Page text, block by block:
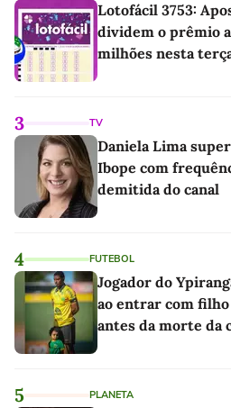
Lotofácil 3753:
dividem o prêmio
milhões nesta
3 TV
Daniela Lima
Ibope com
demitida do canal
4 FUTEBOL
Jogador do
ao entrar com filho
antes da morte da
5 PLANETA